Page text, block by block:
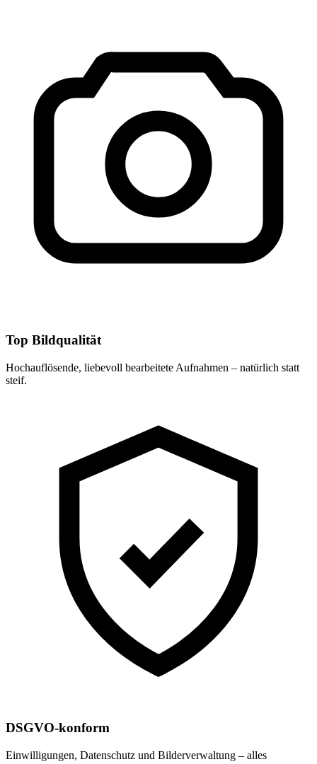
Top Bildqualität
Hochauflösende, liebevoll bearbeitete Aufnahmen – natürlich statt
steif.
DSGVO‑konform
Einwilligungen, Datenschutz und Bilderverwaltung – alles